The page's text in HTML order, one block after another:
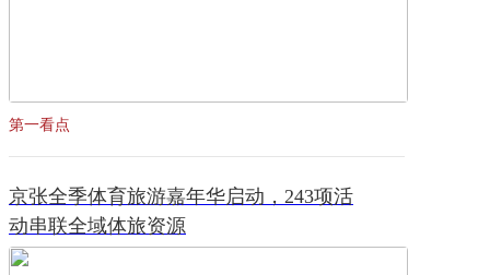
第一看点
京张全季体育旅游嘉年华启动，243项活
动串联全域体旅资源